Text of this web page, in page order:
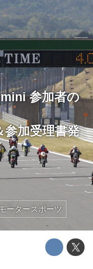
参加者の
加受理書発
ータースポーツ